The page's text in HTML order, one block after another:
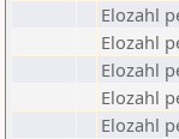
Elozahl
Elozahl
Elozahl
Elozahl
Elozahl